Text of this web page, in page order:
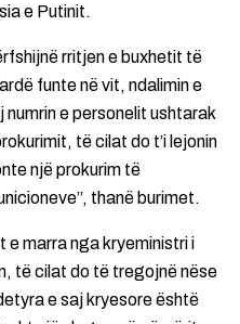
e Putinit.
rritjen e buxhetit të
funte në vit, ndalimin e
e personelit ushtarak
të cilat do t’i lejonin
një prokurim të
thanë burimet.
e marra nga kryeministri i
të cilat do të tregojnë nëse
e saj kryesore është